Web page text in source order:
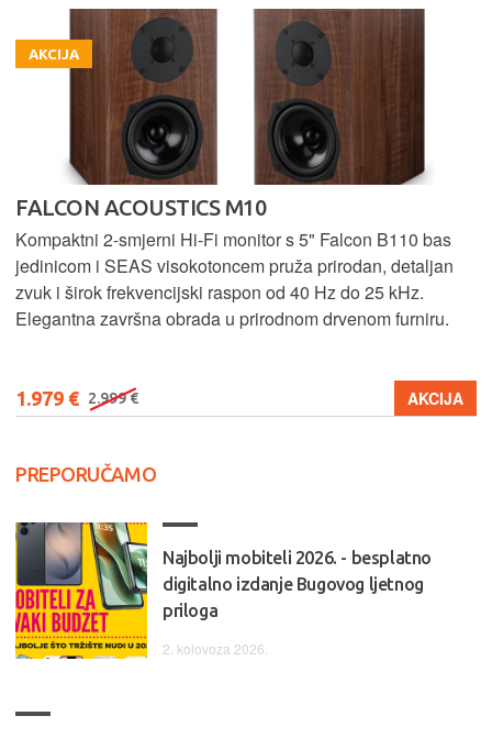
AKCIJA
FALCON ACOUSTICS M10
Kompaktni 2-smjerni Hi-Fi monitor s 5" Falcon B110 bas
jedinicom i SEAS visokotoncem pruža prirodan, detaljan
zvuk i širok frekvencijski raspon od 40 Hz do 25 kHz.
Elegantna završna obrada u prirodnom drvenom furniru.
1.979 € 2.999 € AKCIJA
PREPORUČAMO
Najbolji mobiteli 2026. - besplatno
digitalno izdanje Bugovog ljetnog
priloga
2. kolovoza 2026.